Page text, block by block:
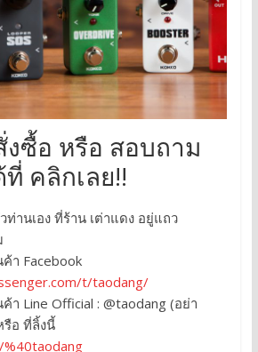
ซื้อ หรือ สอบถาม
ที่ คลิกเลย!!
านเอง ที่ร้าน เต่าแดง อยู่แถว
า Facebook
t/taodang/
า Line Official : @taodang (อย่า
อ ที่ลิ้งนี้